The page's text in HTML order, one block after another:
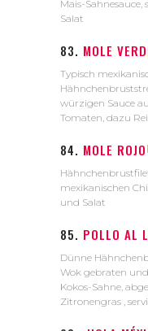
Mais-
Salat
83. MOLE
Typisch
würzigen Sauce
Tomaten, dazu
84. MOLE ROJO
mexikanischen
und Salat
85. POLLO AL
Dünne
Wok gebraten
Kokos-Sahne,
Zitronengras ,